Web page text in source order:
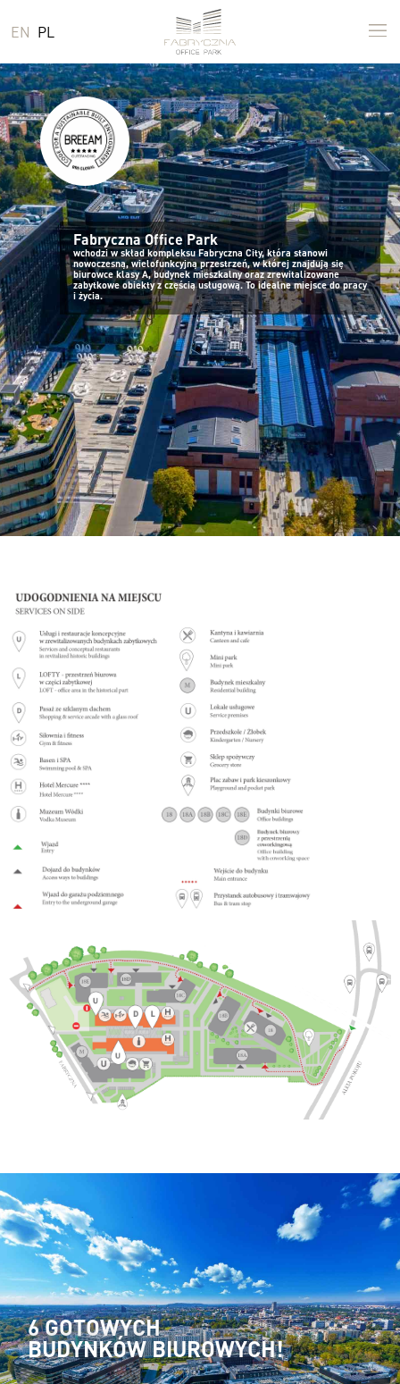
EN PL
Fabryczna Office Park
wchodzi w skład kompleksu Fabryczna City, która stanowi
nowoczesną, wielofunkcyjną przestrzeń, w której znajdują się
biurowce klasy A, budynek mieszkalny oraz zrewitalizowane
zabytkowe obiekty z częścią usługową. To idealne miejsce do pracy
i życia.
6 GOTOWYCH
BUDYNKÓW BIUROWYCH!